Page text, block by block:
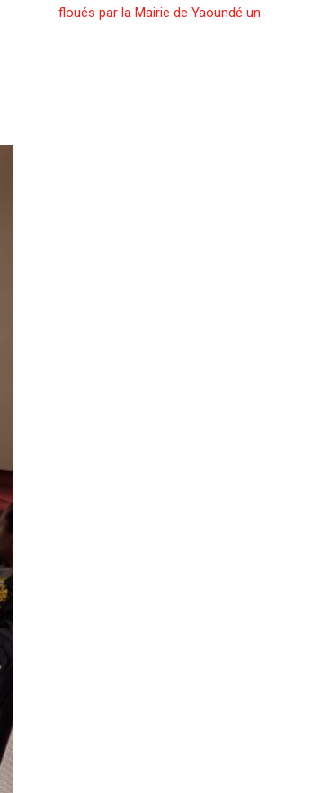
floués par la Mairie de Yaoundé un